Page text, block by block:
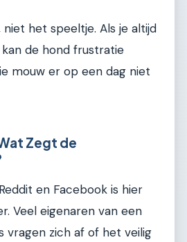
het speeltje. Als je altijd
de hond frustratie
mouw er op een dag niet
Zegt de
en Facebook is hier
Veel eigenaren van een
vragen zich af of het veilig